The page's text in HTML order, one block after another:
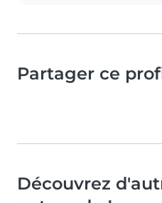
Partager ce
Découvrez